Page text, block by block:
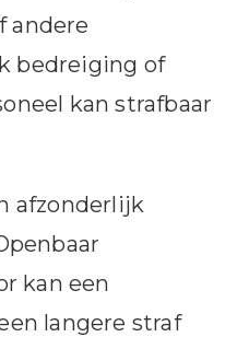
andere
bedreiging of
kan strafbaar
afzonderlijk
kan een
langere straf